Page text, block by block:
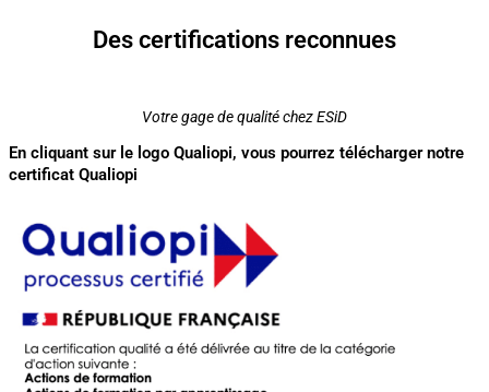
Des certifications reconnues
Votre gage de qualité chez ESiD
En cliquant sur le logo Qualiopi, vous pourrez télécharger notre
certificat Qualiopi